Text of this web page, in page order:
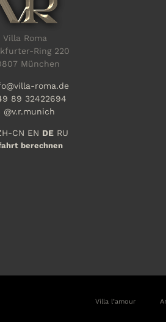
Villa Roma
Ring 220
München
roma.de
89 32422694
@v.r.munich
CN EN DE RU
berechnen
Villa l’amour